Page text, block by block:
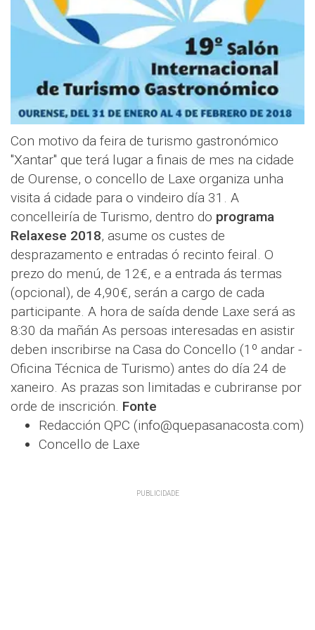
Con motivo da feira de turismo gastronómico
"Xantar" que terá lugar a finais de mes na cidade
de Ourense, o concello de Laxe organiza unha
visita á cidade para o vindeiro día 31. A
concelleiría de Turismo, dentro do programa
Relaxese 2018, asume os custes de
desprazamento e entradas ó recinto feiral. O
prezo do menú, de 12€, e a entrada ás termas
(opcional), de 4,90€, serán a cargo de cada
participante. A hora de saída dende Laxe será as
8:30 da mañán As persoas interesadas en asistir
deben inscribirse na Casa do Concello (1º andar -
Oficina Técnica de Turismo) antes do día 24 de
xaneiro. As prazas son limitadas e cubriranse por
orde de inscrición. Fonte
Redacción QPC (info@quepasanacosta.com)
Concello de Laxe